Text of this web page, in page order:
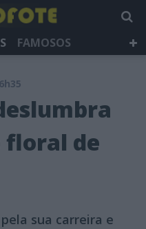
FAMOSOS
NEWSLETTER
floral de
sua carreira e